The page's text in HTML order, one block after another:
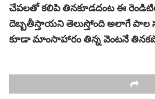
చేపలతో కలిపి తినకూడదంట ఈ రెండిటిలో
దెబ్బతీస్తాయని తెలుస్తోంది అలాగే పాల
కూడా మాంసాహారం తిన్న వెంటనే